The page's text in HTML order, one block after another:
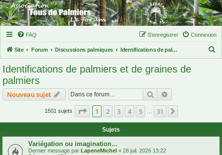
FAQ Connexion
S’enregistrer
Site Forum Discussions palmiques Identifications de palmiers et de graines de palmiers
Identifications de palmiers et de graines de
palmiers
Nouveau sujet Rechercher
1501 sujets Page 1sur31
1 2 3 4 5 31
Sujets
Variégation ou imagination…
Dernier message par LapeneMichel « 28 juil. 2026 13:22